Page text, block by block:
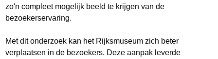
zo'n compleet mogelijk beeld te krijgen van de
bezoekerservaring.
Met dit onderzoek kan het Rijksmuseum zich beter
verplaatsen in de bezoekers. Deze aanpak leverde